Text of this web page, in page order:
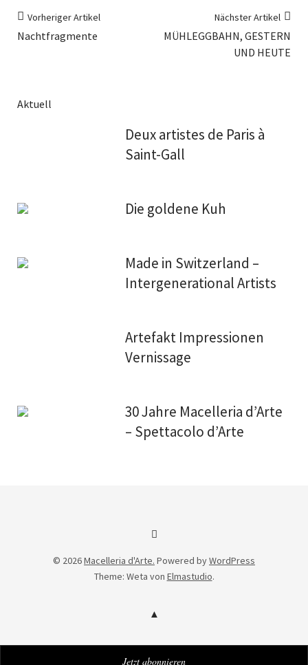
Vorheriger Artikel
Nachtfragmente
Nächster Artikel
MÜHLEGGBAHN, GESTERN
UND HEUTE
Aktuell
Deux artistes de Paris à
Saint-Gall
Die goldene Kuh
Made in Switzerland –
Intergenerational Artists
Artefakt Impressionen
Vernissage
30 Jahre Macelleria d’Arte
– Spettacolo d’Arte
Facebook
© 2026Macelleria d'Arte. Powered byWordPress
Theme: Weta von Elmastudio.
Jetzt abonnieren